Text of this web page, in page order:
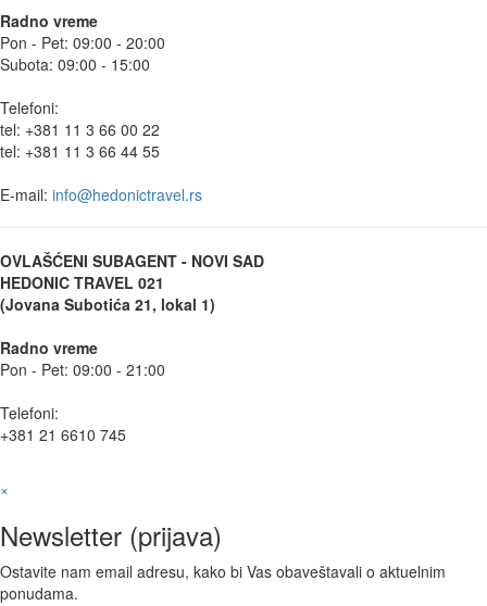
Radno vreme
Pon - Pet: 09:00 - 20:00
Subota: 09:00 - 15:00
Telefoni:
tel: +381 11 3 66 00 22
tel: +381 11 3 66 44 55
E-mail: info@hedonictravel.rs
OVLAŠĆENI SUBAGENT - NOVI SAD
HEDONIC TRAVEL 021
(Jovana Subotića 21, lokal 1)
Radno vreme
Pon - Pet: 09:00 - 21:00
Telefoni:
+381 21 6610 745
×
Newsletter (prijava)
Ostavite nam email adresu, kako bi Vas obaveštavali o aktuelnim
ponudama.